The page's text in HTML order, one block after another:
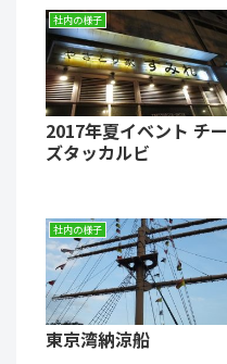
社内の様子
2017年夏イベント チー
ズタッカルビ
社内の様子
東京湾納涼船